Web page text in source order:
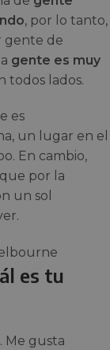
, por lo tanto,
gente de
gente es muy
todos lados.
es
un lugar en el
En cambio,
por la
un sol
es tu
. Me gusta